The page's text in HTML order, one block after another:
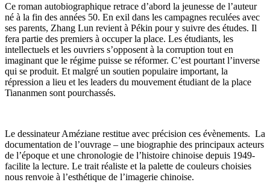
Ce roman autobiographique retrace d’abord la jeunesse de l’auteur
né à la fin des années 50. En exil dans les campagnes reculées avec
ses parents, Zhang Lun revient à Pékin pour y suivre des études. Il
fera partie des premiers à occuper la place. Les étudiants, les
intellectuels et les ouvriers s’opposent à la corruption tout en
imaginant que le régime puisse se réformer. C’est pourtant l’inverse
qui se produit. Et malgré un soutien populaire important, la
répression a lieu et les leaders du mouvement étudiant de la place
Tiananmen sont pourchassés.
Le dessinateur Améziane restitue avec précision ces évènements. La
documentation de l’ouvrage – une biographie des principaux acteurs
de l’époque et une chronologie de l’histoire chinoise depuis 1949-
facilite la lecture. Le trait réaliste et la palette de couleurs choisies
nous renvoie à l’esthétique de l’imagerie chinoise.